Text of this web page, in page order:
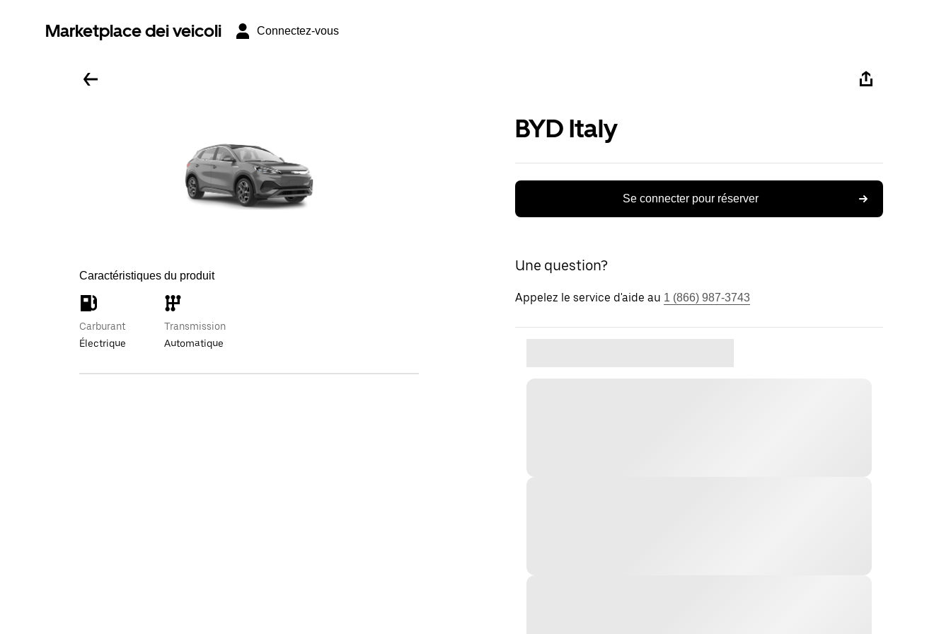
Marketplace dei veicoli Connectez-vous
Caractéristiques du produit
Carburant
Électrique
Transmission
Automatique
BYD Italy
Se connecter pour réserver
Une question?
Appelez le service d'aide au 1 (866) 987-3743